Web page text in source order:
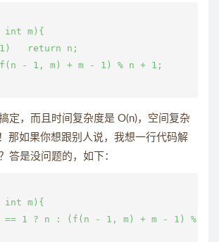
m){
return n;
- 1, m) + m - 1) % n + 1;
定，而且时间复杂度是 O(n)，空间复杂
那如果你想跟别人说，我想一行代码解
答是没问题的，如下：
m){
== 1 ? n : (f(n - 1, m) + m - 1) % n